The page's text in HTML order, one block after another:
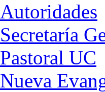
Autoridades
Secretaría
Pastoral UC
Nueva